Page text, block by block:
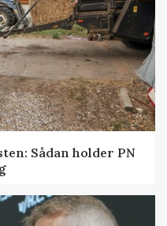
Sådan holder PN